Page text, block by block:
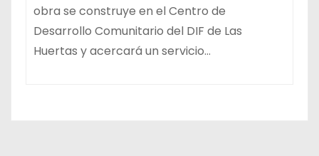
obra se construye en el Centro de
Desarrollo Comunitario del DIF de Las
Huertas y acercará un servicio…